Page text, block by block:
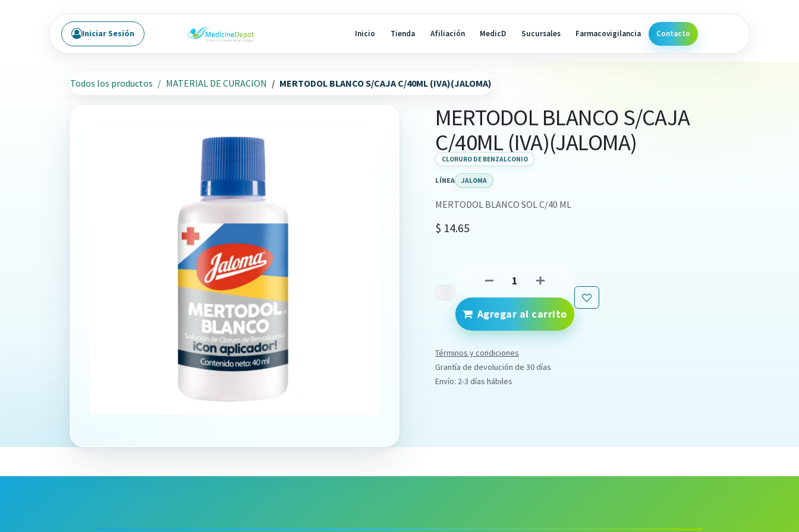
Inicio Tienda Afiliación MedicD Sucursales Farmacovigilancia Contacto
Iniciar Sesión
Todos los productos MATERIAL DE CURACION MERTODOL BLANCO S/CAJA C/40ML (IVA)(JALOMA)
MERTODOL BLANCO S/CAJA
C/40ML (IVA)(JALOMA)
CLORURO DE BENZALCONIO
LÍNEA JALOMA
MERTODOL BLANCO SOL C/40 ML
$ 14.65
Agregar al carrito
Términos y condiciones
Grantía de devolución de 30 días
Envío: 2-3 días hábiles